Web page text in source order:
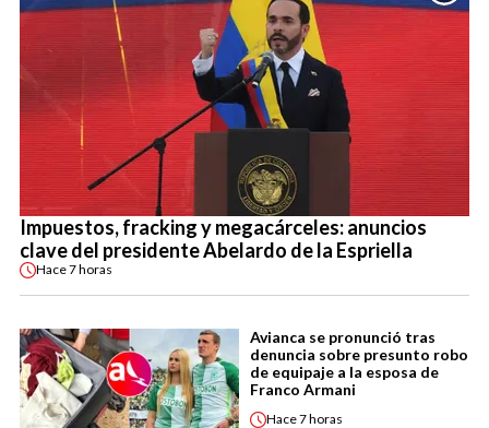
Impuestos, fracking y megacárceles: anuncios
clave del presidente Abelardo de la Espriella
Hace7 horas
Avianca se pronunció tras
denuncia sobre presunto robo
de equipaje a la esposa de
Franco Armani
Hace7 horas